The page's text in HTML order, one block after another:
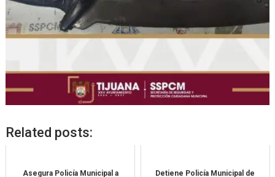
Related posts:
Asegura Policía Municipal a
Detiene Policía Municipal de